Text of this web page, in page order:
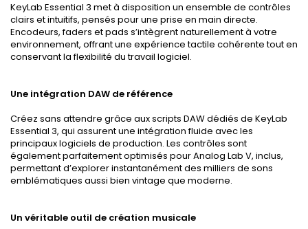
KeyLab Essential 3 met à disposition un ensemble de contrôles
clairs et intuitifs, pensés pour une prise en main directe.
Encodeurs, faders et pads s’intègrent naturellement à votre
environnement, offrant une expérience tactile cohérente tout en
conservant la flexibilité du travail logiciel.
Une intégration DAW de référence
Créez sans attendre grâce aux scripts DAW dédiés de KeyLab
Essential 3, qui assurent une intégration fluide avec les
principaux logiciels de production. Les contrôles sont
également parfaitement optimisés pour Analog Lab V, inclus,
permettant d’explorer instantanément des milliers de sons
emblématiques aussi bien vintage que moderne.
Un véritable outil de création musicale